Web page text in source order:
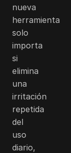
nueva
herramienta
solo
importa
si
elimina
una
irritación
repetida
del
uso
diario,